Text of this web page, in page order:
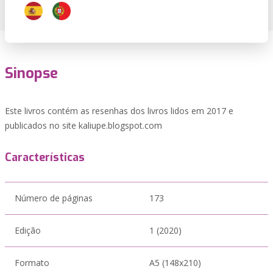
Sinopse
Este livros contém as resenhas dos livros lidos em 2017 e
publicados no site kaliupe.blogspot.com
Características
Número de páginas 173
Edição 1 (2020)
Formato A5 (148x210)